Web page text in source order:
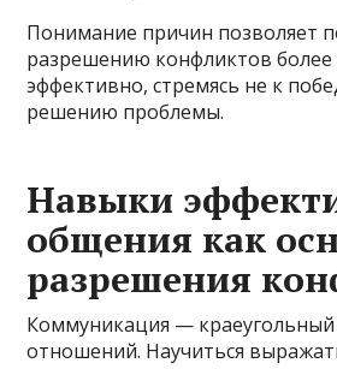
Понимание причин позволяет
разрешению конфликтов более
эффективно, стремясь не к
решению проблемы.
Навыки
общения как
разрешения
Коммуникация —
отношений. Научиться